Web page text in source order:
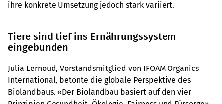
ihre konkrete Umsetzung jedoch stark variiert.
Tiere sind tief ins Ernährungssystem
eingebunden
Julia Lernoud, Vorstandsmitglied von IFOAM Organics
International, betonte die globale Perspektive des
Biolandbaus. «Der Biolandbau basiert auf den vier